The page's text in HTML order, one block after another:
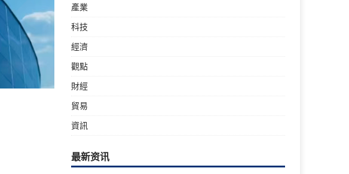
產業
科技
經濟
觀點
財經
貿易
資訊
最新资讯